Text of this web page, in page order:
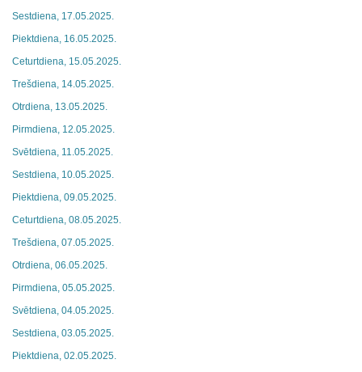
Sestdiena, 17.05.2025.
Piektdiena, 16.05.2025.
Ceturtdiena, 15.05.2025.
Trešdiena, 14.05.2025.
Otrdiena, 13.05.2025.
Pirmdiena, 12.05.2025.
Svētdiena, 11.05.2025.
Sestdiena, 10.05.2025.
Piektdiena, 09.05.2025.
Ceturtdiena, 08.05.2025.
Trešdiena, 07.05.2025.
Otrdiena, 06.05.2025.
Pirmdiena, 05.05.2025.
Svētdiena, 04.05.2025.
Sestdiena, 03.05.2025.
Piektdiena, 02.05.2025.